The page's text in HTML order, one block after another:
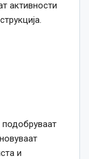
активности
подобруваат
и